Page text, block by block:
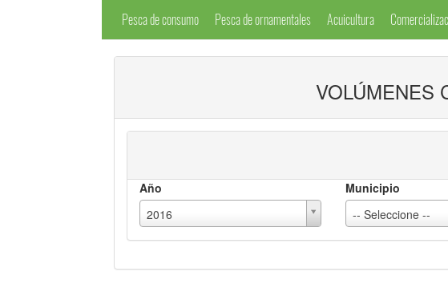
Pesca de consumo Pesca de ornamentales Acuicultura
VOLÚMENES
Año
2016
Municipio
-- Seleccione --